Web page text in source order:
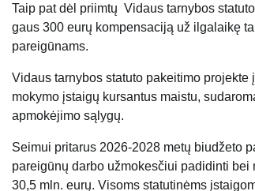
Taip pat dėl priimtų Vidaus tarnybos
gaus 300 eurų kompensaciją už ilgalaikę
pareigūnams.
Vidaus tarnybos statuto pakeitimo
mokymo įstaigų kursantus maistu,
apmokėjimo sąlygų.
Seimui pritarus 2026-2028 metų biudžeto
pareigūnų darbo užmokesčiui padidinti
30,5 mln. eurų. Visoms statutinėms